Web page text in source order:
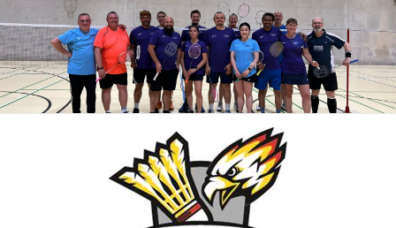
Aller
au
contenu